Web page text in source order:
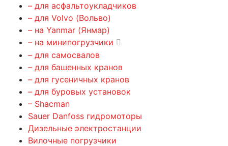
– для асфальтоукладчиков
– для Volvo (Вольво)
– на Yanmar (Янмар)
– на минипогрузчики
– для самосвалов
– для башенных кранов
– для гусеничных кранов
– для буровых установок
– Shacman
Sauer Danfoss гидромоторы
Дизельные электростанции
Вилочные погрузчики